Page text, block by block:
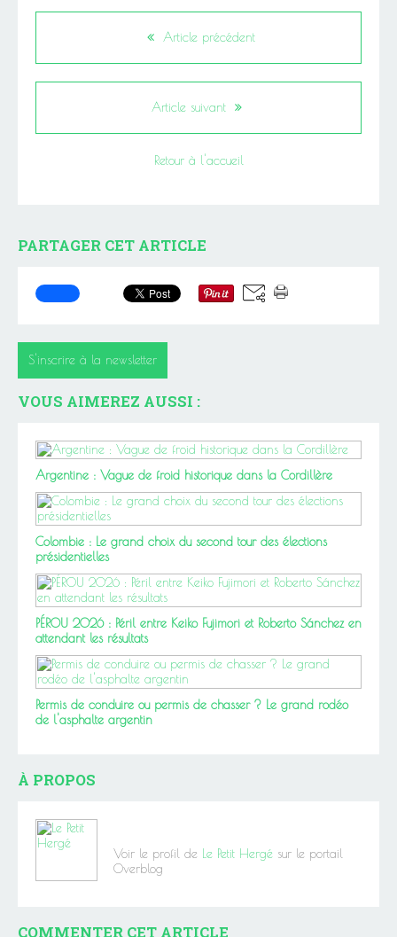
Article précédent
Article suivant
Retour à l'accueil
PARTAGER CET ARTICLE
S'inscrire à la newsletter
VOUS AIMEREZ AUSSI :
Argentine : Vague de froid historique dans la Cordillère
Colombie : Le grand choix du second tour des élections
présidentielles
PÉROU 2026 : Péril entre Keiko Fujimori et Roberto Sánchez en
attendant les résultats
Permis de conduire ou permis de chasser ? Le grand rodéo
de l'asphalte argentin
À PROPOS
Voir le profil de Le Petit Hergé sur le portail
Overblog
COMMENTER CET ARTICLE